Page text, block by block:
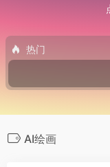
热门
AI绘画